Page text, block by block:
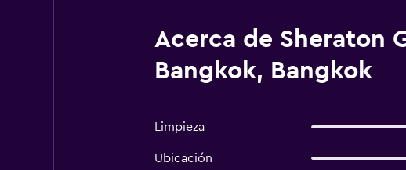
Acerca de Sheraton
Bangkok, Bangkok
Limpieza
Ubicación